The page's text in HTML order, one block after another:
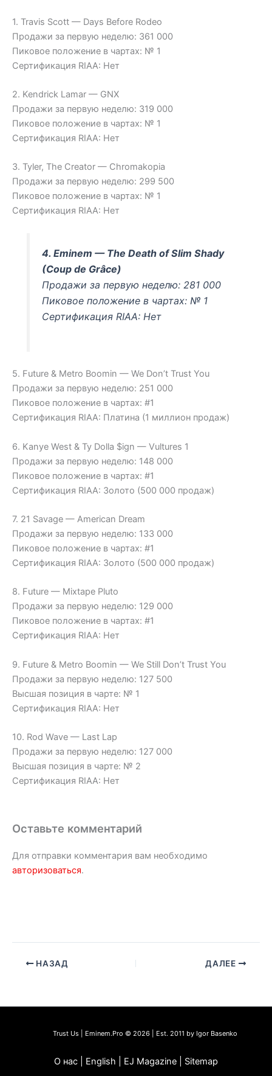
1. Travis Scott — Days Before Rodeo
Продажи за первую неделю: 361 000
Пиковое положение в чартах: № 1
Сертификация RIAA: Нет
2. Kendrick Lamar — GNX
Продажи за первую неделю: 319 000
Пиковое положение в чартах: № 1
Сертификация RIAA: Нет
3. Tyler, The Creator — Chromakopia
Продажи за первую неделю: 299 500
Пиковое положение в чартах: № 1
Сертификация RIAA: Нет
4. Eminem — The Death of Slim Shady
(Coup de Grâce)
Продажи за первую неделю: 281 000
Пиковое положение в чартах: № 1
Сертификация RIAA: Нет
5. Future & Metro Boomin — We Don’t Trust You
Продажи за первую неделю: 251 000
Пиковое положение в чартах: #1
Сертификация RIAA: Платина (1 миллион продаж)
6. Kanye West & Ty Dolla $ign — Vultures 1
Продажи за первую неделю: 148 000
Пиковое положение в чартах: #1
Сертификация RIAA: Золото (500 000 продаж)
7. 21 Savage — American Dream
Продажи за первую неделю: 133 000
Пиковое положение в чартах: #1
Сертификация RIAA: Золото (500 000 продаж)
8. Future — Mixtape Pluto
Продажи за первую неделю: 129 000
Пиковое положение в чартах: #1
Сертификация RIAA: Нет
9. Future & Metro Boomin — We Still Don’t Trust You
Продажи за первую неделю: 127 500
Высшая позиция в чарте: № 1
Сертификация RIAA: Нет
10. Rod Wave — Last Lap
Продажи за первую неделю: 127 000
Высшая позиция в чарте: № 2
Сертификация RIAA: Нет
Оставьте комментарий
Для отправки комментария вам необходимо
авторизоваться.
НАЗАД ДАЛЕЕ
Trust Us | Eminem.Pro © 2026 | Est. 2011 by Igor Basenko
О нас | English | EJ Magazine | Sitemap